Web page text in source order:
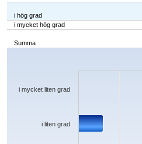
i hög grad
i mycket hög grad
Summa
Chart
The chart has 1 X axis displaying categories.
i liten grad
i mycket liten grad